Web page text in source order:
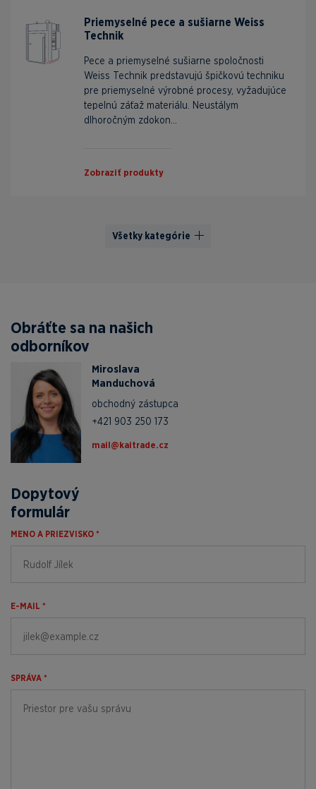
Priemyselné pece a sušiarne Weiss
Technik
Pece a priemyselné sušiarne spoločnosti
Weiss Technik predstavujú špičkovú techniku
pre priemyselné výrobné procesy, vyžadujúce
tepelnú záťaž materiálu. Neustálym
dlhoročným zdokon...
Zobraziť produkty
Všetky kategórie
Obráťte sa na našich
odborníkov
Miroslava
Manduchová
obchodný zástupca
+421 903 250 173
zc.edartiak@liam
Dopytový
formulár
MENO A PRIEZVISKO *
E-MAIL *
SPRÁVA *